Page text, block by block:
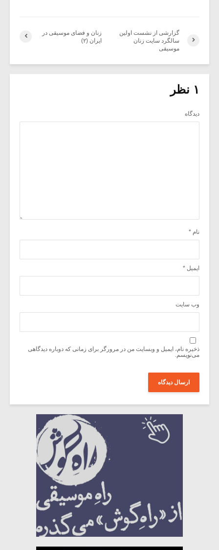
زنان و فضای موسیقی در
ایران (۲)
گزارشی از نشست اولین
سالگرد سایت زنان
موسیقی
۱ نظر
دیدگاه
نام *
ایمیل *
وب‌ سایت
ذخیره نام، ایمیل و وبسایت من در مرورگر برای زمانی که دوباره دیدگاهی
می‌نویسم.